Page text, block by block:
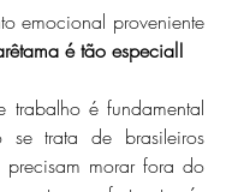
emocional proveniente
é tão especial!
trabalho é fundamental
se trata de brasileiros
morar fora do